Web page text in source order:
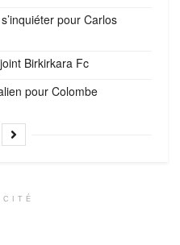
pour Carlos
Birkirkara Fc
pour Colombe